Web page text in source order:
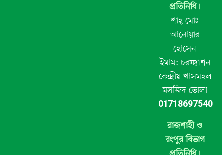
প্রতিনিধি।
শাহ্ মোঃ
আনোয়ার
হোসেন
ইমাম: চরফ্যাশন
কেন্দ্রীয় খাসমহল
মসজিদ ভোলা
01718697540
রাজশাহী ও
রংপুর বিভাগ